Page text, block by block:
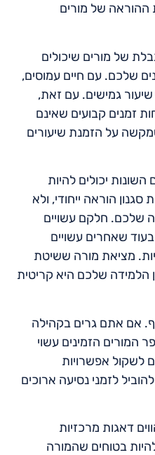
ההוראה של מורים
של מורים שיכולים
שלכם. עם חיים עמוסים,
שיעור גמישים. עם זאת,
זמנים קבועים שאינם
על הזמנת שיעורים
השונות יכולים להיות
הוראה ייחודי, ולא
שלכם. חלקם עשויים
שאחרים עשויים
מציאת מורה ששיטת
הלמידה שלכם היא קריטית
אם אתם גרים בקהילה
המורים הזמינים עשוי
לשקול אפשרויות
לזמני נסיעה ארוכים
דאגות מרכזיות
בטוחים שהמורה